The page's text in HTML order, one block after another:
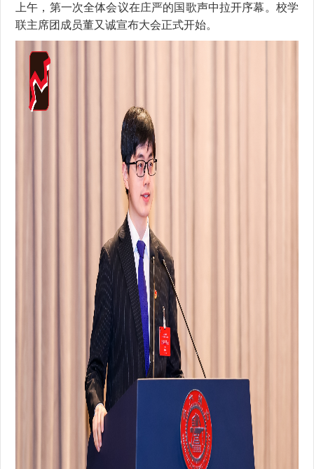
上午，第一次全体会议在庄严的国歌声中拉开序幕。校学
联主席团成员董又诚宣布大会正式开始。